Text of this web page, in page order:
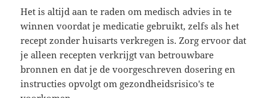
Het is altijd aan te raden om medisch advies in te
winnen voordat je medicatie gebruikt, zelfs als het
recept zonder huisarts verkregen is. Zorg ervoor dat
je alleen recepten verkrijgt van betrouwbare
bronnen en dat je de voorgeschreven dosering en
instructies opvolgt om gezondheidsrisico's te